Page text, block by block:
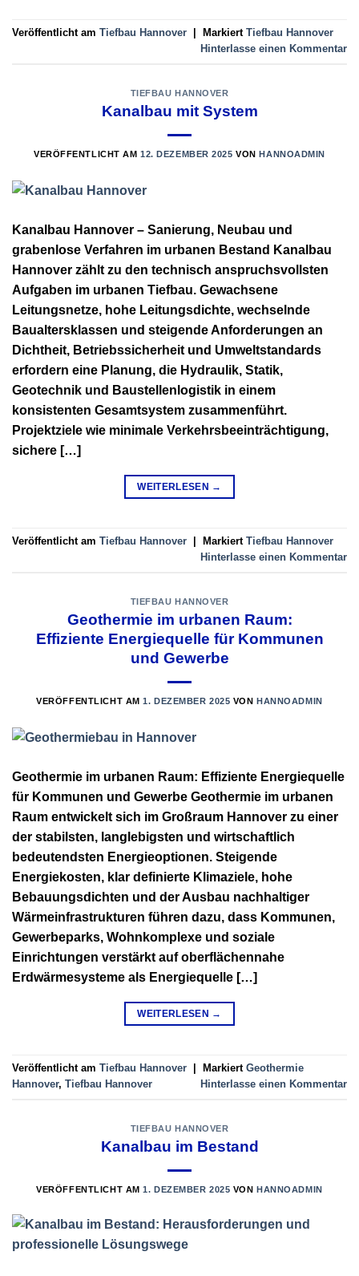
Veröffentlicht am Tiefbau Hannover Markiert Tiefbau Hannover
Hinterlasse einen Kommentar
TIEFBAU HANNOVER
Kanalbau mit System
VERÖFFENTLICHT AM12. DEZEMBER 2025 VON HANNOADMIN
Kanalbau Hannover – Sanierung, Neubau und
grabenlose Verfahren im urbanen Bestand Kanalbau
Hannover zählt zu den technisch anspruchsvollsten
Aufgaben im urbanen Tiefbau. Gewachsene
Leitungsnetze, hohe Leitungsdichte, wechselnde
Baualtersklassen und steigende Anforderungen an
Dichtheit, Betriebssicherheit und Umweltstandards
erfordern eine Planung, die Hydraulik, Statik,
Geotechnik und Baustellenlogistik in einem
konsistenten Gesamtsystem zusammenführt.
Projektziele wie minimale Verkehrsbeeinträchtigung,
sichere […]
WEITERLESEN →
Veröffentlicht am Tiefbau Hannover Markiert Tiefbau Hannover
Hinterlasse einen Kommentar
TIEFBAU HANNOVER
Geothermie im urbanen Raum:
Effiziente Energiequelle für Kommunen
und Gewerbe
VERÖFFENTLICHT AM1. DEZEMBER 2025 VON HANNOADMIN
Geothermie im urbanen Raum: Effiziente Energiequelle
für Kommunen und Gewerbe Geothermie im urbanen
Raum entwickelt sich im Großraum Hannover zu einer
der stabilsten, langlebigsten und wirtschaftlich
bedeutendsten Energieoptionen. Steigende
Energiekosten, klar definierte Klimaziele, hohe
Bebauungsdichten und der Ausbau nachhaltiger
Wärmeinfrastrukturen führen dazu, dass Kommunen,
Gewerbeparks, Wohnkomplexe und soziale
Einrichtungen verstärkt auf oberflächennahe
Erdwärmesysteme als Energiequelle […]
WEITERLESEN →
Veröffentlicht am Tiefbau Hannover Markiert Geothermie
Hannover, Tiefbau Hannover Hinterlasse einen Kommentar
TIEFBAU HANNOVER
Kanalbau im Bestand
VERÖFFENTLICHT AM1. DEZEMBER 2025 VON HANNOADMIN